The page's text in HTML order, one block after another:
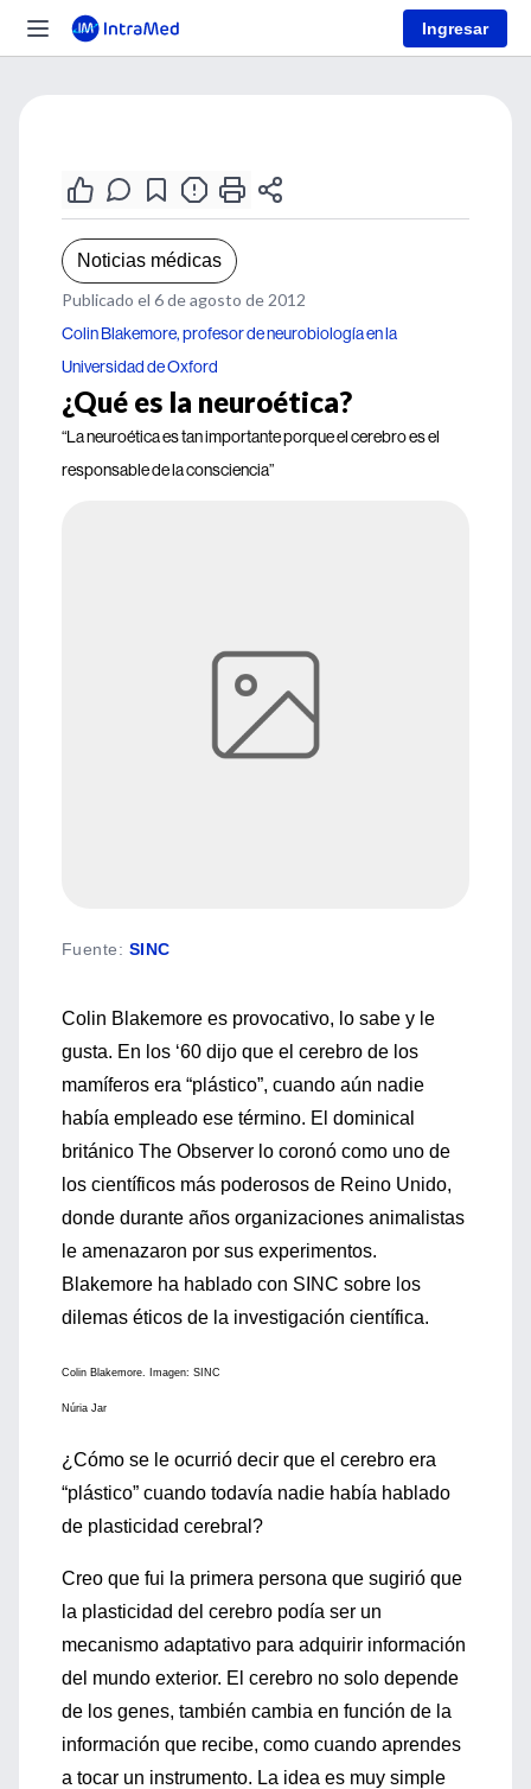
Ingresar
Noticias médicas
Publicado el 6 de agosto de 2012
Colin Blakemore, profesor de neurobiología en la
Universidad de Oxford
¿Qué es la neuroética?
“La neuroética es tan importante porque el cerebro es el
responsable de la consciencia”
Fuente: SINC
Colin Blakemore es provocativo, lo sabe y le
gusta. En los ‘60 dijo que el cerebro de los
mamíferos era “plástico”, cuando aún nadie
había empleado ese término. El dominical
británico The Observer lo coronó como uno de
los científicos más poderosos de Reino Unido,
donde durante años organizaciones animalistas
le amenazaron por sus experimentos.
Blakemore ha hablado con SINC sobre los
dilemas éticos de la investigación científica.
Colin Blakemore. Imagen: SINC
Núria Jar
¿Cómo se le ocurrió decir que el cerebro era
“plástico” cuando todavía nadie había hablado
de plasticidad cerebral?
Creo que fui la primera persona que sugirió que
la plasticidad del cerebro podía ser un
mecanismo adaptativo para adquirir información
del mundo exterior. El cerebro no solo depende
de los genes, también cambia en función de la
información que recibe, como cuando aprendes
a tocar un instrumento. La idea es muy simple